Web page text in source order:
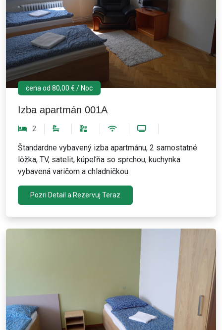
cena od 80,00 € / Noc
Izba apartmán 001A
2
Štandardne vybavený izba apartmánu, 2 samostatné
lôžka, TV, satelit, kúpeľňa so sprchou, kuchynka
vybavená varičom a chladničkou.
Pozri Detail a Rezervuj Teraz